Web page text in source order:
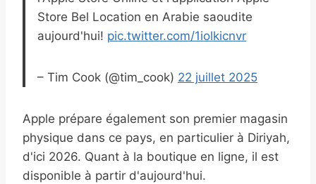
Store Bel Location en Arabie saoudite
aujourd'hui! pic.twitter.com/1iolkicnvr
– Tim Cook (@tim_cook) 22 juillet 2025
Apple prépare également son premier magasin
physique dans ce pays, en particulier à Diriyah,
d'ici 2026. Quant à la boutique en ligne, il est
disponible à partir d'aujourd'hui.